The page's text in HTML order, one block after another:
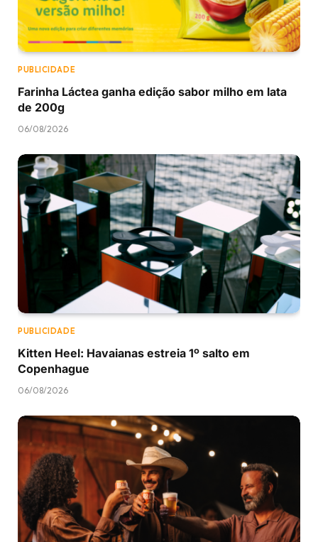
PUBLICIDADE
Farinha Láctea ganha edição sabor milho em lata
de 200g
06/08/2026
PUBLICIDADE
Kitten Heel: Havaianas estreia 1º salto em
Copenhague
06/08/2026